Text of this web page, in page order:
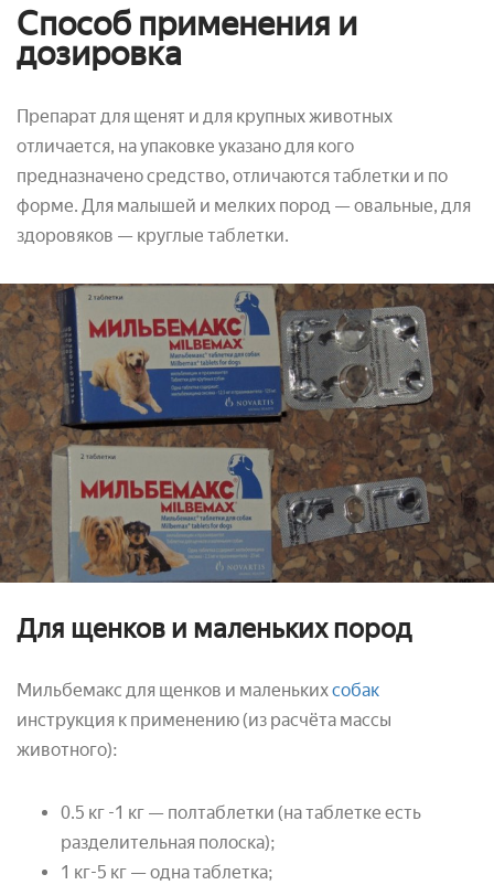
Способ применения и
дозировка
Препарат для щенят и для крупных животных
отличается, на упаковке указано для кого
предназначено средство, отличаются таблетки и по
форме. Для малышей и мелких пород — овальные, для
здоровяков — круглые таблетки.
Для щенков и маленьких пород
Мильбемакс для щенков и маленькихсобак
инструкция к применению (из расчёта массы
животного):
0.5 кг -1 кг — полтаблетки (на таблетке есть
разделительная полоска);
1 кг-5 кг — одна таблетка;